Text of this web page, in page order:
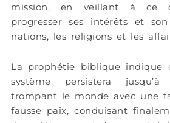
mission, en veillant à ce
progresser ses intérêts et
nations, les religions et les
La prophétie biblique indique
système persistera
trompant le monde avec une
fausse paix, conduisant